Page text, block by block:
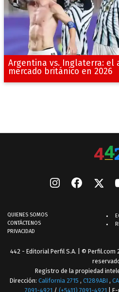
Argentina vs. Inglaterra: el
mercado británico en 2026
QUIENES SOMOS
CONTÁCTENOS
PRIVACIDAD
442 - Editorial Perfil S.A. | © Perfil.com
Registro de la propiedad
Dirección: California 2715 , C1289ABI ,
7091-4921 / (+5411) 7091-4921 |